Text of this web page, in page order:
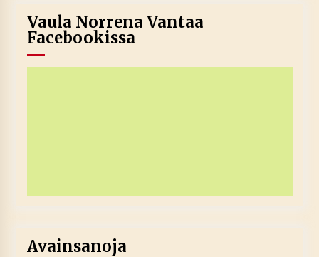
Vaula Norrena Vantaa
Facebookissa
Avainsanoja